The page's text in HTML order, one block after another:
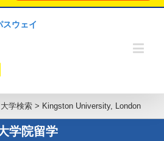
ウェイ
大学検索 > Kingston University, London
学院留学